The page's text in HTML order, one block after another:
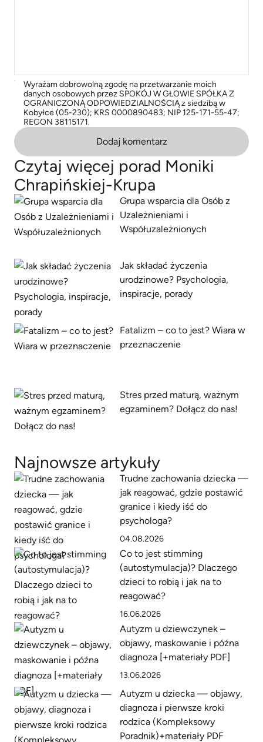
Wyrażam dobrowolną zgodę na przetwarzanie moich
danych osobowych przez SPOKÓJ W GŁOWIE SPÓŁKA Z
OGRANICZONĄ ODPOWIEDZIALNOŚCIĄ z siedzibą w
Kobyłce (05-230); KRS 0000890483; NIP 125-171-55-47;
REGON 38115171.
Dodaj komentarz
Czytaj więcej porad Moniki
Chrapińskiej-Krupa
Grupa wsparcia dla Osób z
Uzależnieniami i
Współuzależnionych
Jak składać życzenia
urodzinowe? Psychologia,
inspiracje, porady
Fatalizm – co to jest? Wiara w
przeznaczenie
Stres przed maturą, ważnym
egzaminem? Dołącz do nas!
Najnowsze artykuły
Trudne zachowania dziecka —
jak reagować, gdzie postawić
granice i kiedy iść do
psychologa?
04.08.2026
Co to jest stimming
(autostymulacja)? Dlaczego
dzieci to robią i jak na to
reagować?
16.06.2026
Autyzm u dziewczynek –
objawy, maskowanie i późna
diagnoza [+materiały PDF]
13.06.2026
Autyzm u dziecka — objawy,
diagnoza i pierwsze kroki
rodzica (Kompleksowy
Poradnik)+materiały PDF